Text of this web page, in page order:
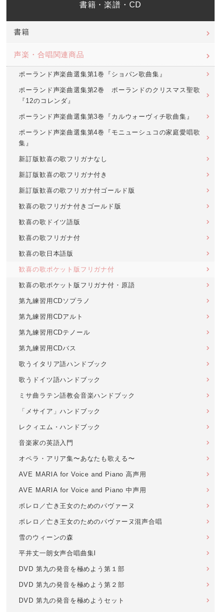
書籍・楽譜・CD
書籍
声楽・合唱関連商品
ポーランド声楽曲選集第1巻『ショパン歌曲集』
ポーランド声楽曲選集第2巻 ポーランドのクリスマス聖歌
『12のコレンダ』
ポーランド声楽曲選集第3巻『カルウォーヴィチ歌曲集』
ポーランド声楽曲選集第4巻『モニューシュコの家庭愛唱歌
集』
新訂版歓喜の歌フリガナなし
新訂版歓喜の歌フリガナ付き
新訂版歓喜の歌フリガナ付ゴールド版
歓喜の歌フリガナ付きゴールド版
歓喜の歌ドイツ語版
歓喜の歌フリガナ付
歓喜の歌日本語版
歓喜の歌ポケット版フリガナ付
歓喜の歌ポケット版フリガナ付・原語
第九練習用CDソプラノ
第九練習用CDアルト
第九練習用CDテノール
第九練習用CDバス
歌うイタリア語ハンドブック
歌うドイツ語ハンドブック
ミサ曲ラテン語教会音楽ハンドブック
「メサイア」ハンドブック
レクィエム・ハンドブック
音楽家の英語入門
オペラ・アリア集〜あなたも歌える〜
AVE MARIA for Voice and Piano 高声用
AVE MARIA for Voice and Piano 中声用
ボレロ／亡き王女のためのパヴァーヌ
ボレロ／亡き王女のためのパヴァーヌ混声合唱
雪のウィーンの森
平井丈一朗女声合唱曲集I
DVD 第九の発音を極めよう第１部
DVD 第九の発音を極めよう第２部
DVD 第九の発音を極めようセット